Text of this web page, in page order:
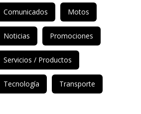
Comunicados Motos
Noticias Promociones
Servicios / Productos
Tecnología Transporte